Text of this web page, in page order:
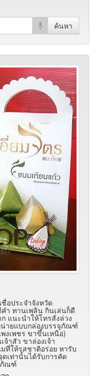
อประจำจังหวัด
ำ ทานเพลิน กินเล่นก็ดี
แนะนำให้โทรสั่งล่วง
ายแบบกล่องบรรจุภัณฑ์
งเพชร ขาขึ้นเหนือ)
จ้าสัว ขาล่องเจ้า
ที่ให้รสชาติอร่อย หารับ
เท่านั้นได้รับการคัด
ภัณฑ์